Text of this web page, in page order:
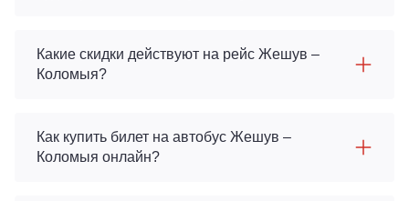
Какие скидки действуют на рейс Жешув –
Коломыя?
Как купить билет на автобус Жешув –
Коломыя онлайн?